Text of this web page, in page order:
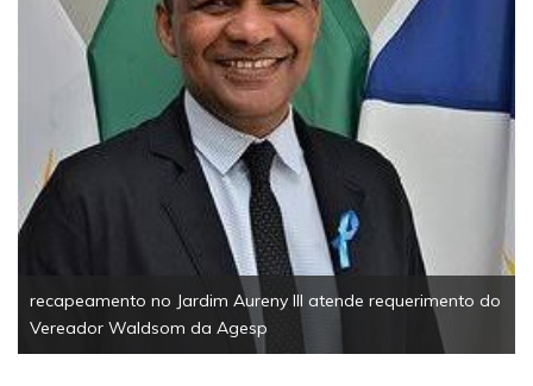
recapeamento no Jardim Aureny III atende requerimento do
Vereador Waldsom da Agesp